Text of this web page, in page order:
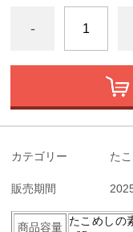
-
カテゴリー た
販売期間
商品容量
たこめしの